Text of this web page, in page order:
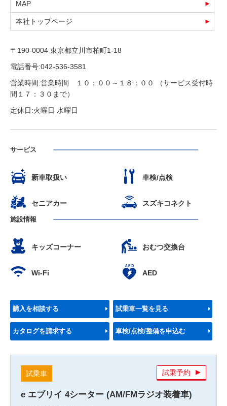
MAP
本社トップページ
〒190-0004 東京都立川市柏町1-18
電話番号:042-536-3581
営業時間:営業時間 １０：００～１８：００ （サービス受付時
間１７：３０まで）
定休日:火曜日 水曜日
サービス
新車取扱い 車検/点検
セニアカー スズキコネクト
施設情報
キッズコーナー おむつ交換台
Wi-Fi AED
購入を相談する 試乗車一覧を見る
カタログを請求する 車検/点検/整備を申込む
試乗車
e エブリイ 4シーター (AM/FMラジオ装着車)
試乗予約